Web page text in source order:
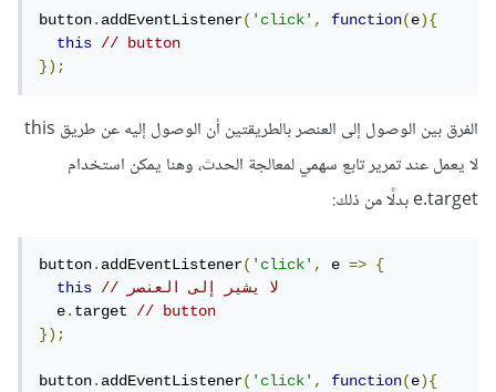
button.addEventListener('click', function(e){
this
// button
});
الفرق بين الوصول إلى العنصر بالطريقتين أن الوصول إليه عن طريق this
لا يعمل عند تمرير تابع سهمي لمعالجة الحدث، وهنا يمكن استخدام
e.target بدلًا من ذلك:
button.addEventListener('click', e =>
{
this
// لا يشير إلى العنصر
  e
.target // button
});
button.addEventListener('click', function(e){